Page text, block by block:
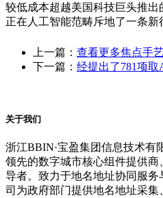
较低成本超越美国科技巨头推
正在人工智能范畴斥地了一条新
上一篇： 查看更多焦点手
下一篇： 经提出了781项
关于我们
浙江BBIN·宝盈集团信息技术有
领先的数字城市核心组件提供商
导者。致力于地名地址协同服
司为政府部门提供地名地址采